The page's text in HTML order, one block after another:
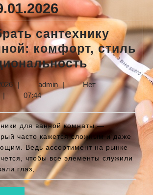
сантехнику
комфорт, стиль
Как
выбрать
для
ванной:
комфорт,
стиль
и
29
января
2026
| adminadmin
|
Нет
| 07:44
для ванной комнаты —
часто кажется сложным и даже
Ведь ассортимент на рынке
чтобы все элементы служили
глаз,